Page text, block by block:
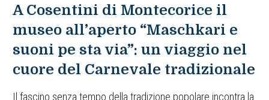
A Cosentini di Montecorice il
museo all’aperto “Maschkari e
suoni pe sta via”: un viaggio nel
cuore del Carnevale tradizionale
Il fascino senza tempo della tradizione popolare incontra la